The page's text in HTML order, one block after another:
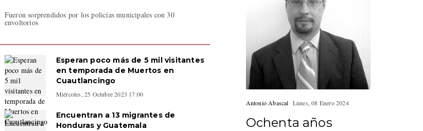
Fueron sorprendidos por los policías municipales con 30
envoltorios
Esperan poco más de 5 mil visitantes
en temporada de Muertos en
Cuautlancingo
Miércoles, 25 Octubre 2023 17:00
Encuentran a 13 migrantes de
Honduras y Guatemala
Antonio Abascal Lunes, 08 Enero 2024
Ochenta años